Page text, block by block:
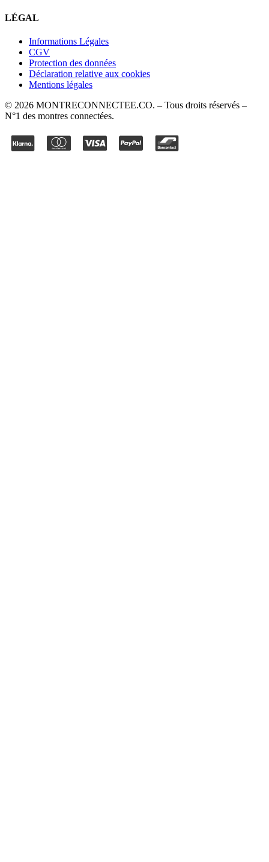
LÉGAL
Informations Légales
CGV
Protection des données
Déclaration relative aux cookies
Mentions légales
© 2026 MONTRECONNECTEE.CO. – Tous droits réservés –
N°1 des montres connectées.